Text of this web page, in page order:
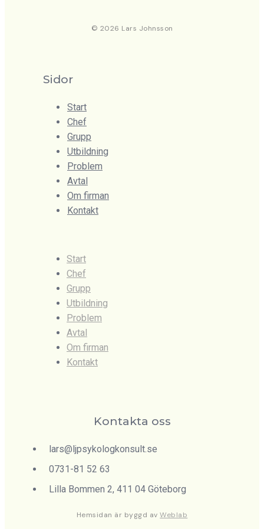
© 2026 Lars Johnsson
Sidor
Start
Chef
Grupp
Utbildning
Problem
Avtal
Om firman
Kontakt
Start
Chef
Grupp
Utbildning
Problem
Avtal
Om firman
Kontakt
Kontakta oss
lars@ljpsykologkonsult.se
0731-81 52 63
Lilla Bommen 2, 411 04 Göteborg
Hemsidan är byggd avWeblab